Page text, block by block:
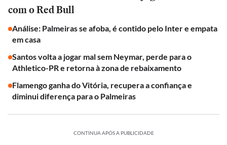
com o Red Bull
Análise: Palmeiras se afoba, é contido pelo Inter e empata
em casa
Santos volta a jogar mal sem Neymar, perde para o
Athletico-PR e retorna à zona de rebaixamento
Flamengo ganha do Vitória, recupera a confiança e
diminui diferença para o Palmeiras
CONTINUA APÓS A PUBLICIDADE